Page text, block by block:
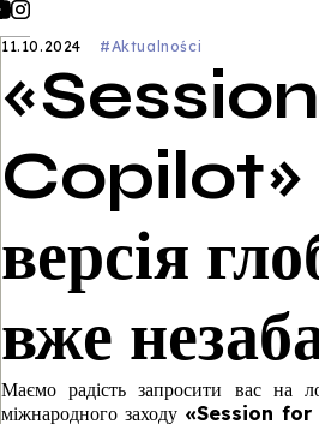
11.10.2024 #Aktualności
Copilot»
версія
вже
Маємо радість запросити вас на
міжнародного заходу «Session